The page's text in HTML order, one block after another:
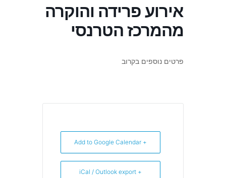
אירוע פרידה והוקרה
מהמרכז הטרנסי
פרטים נוספים בקרוב
+ Add to Google Calendar
+ iCal / Outlook export